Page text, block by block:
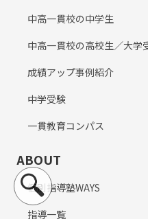
中高一貫校の中学生
中高一貫校の高校生／大学
成績アップ事例紹介
中学受験
一貫教育コンパス
ABOUT
個別指導塾WAYS
指導一覧